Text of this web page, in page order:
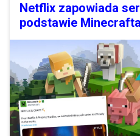
Netflix zapowiada
podstawie Minecrafta